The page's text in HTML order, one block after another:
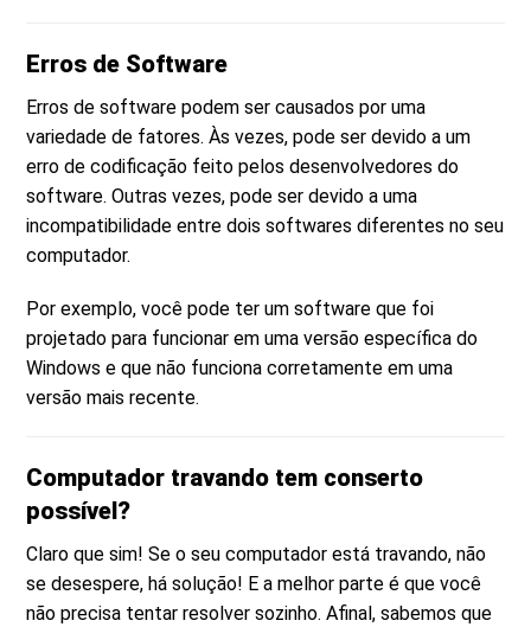
Erros de Software
Erros de software podem ser causados por uma
variedade de fatores. Às vezes, pode ser devido a um
erro de codificação feito pelos desenvolvedores do
software. Outras vezes, pode ser devido a uma
incompatibilidade entre dois softwares diferentes no seu
computador.
Por exemplo, você pode ter um software que foi
projetado para funcionar em uma versão específica do
Windows e que não funciona corretamente em uma
versão mais recente.
Computador travando tem conserto
possível?
Claro que sim! Se o seu computador está travando, não
se desespere, há solução! E a melhor parte é que você
não precisa tentar resolver sozinho. Afinal, sabemos que